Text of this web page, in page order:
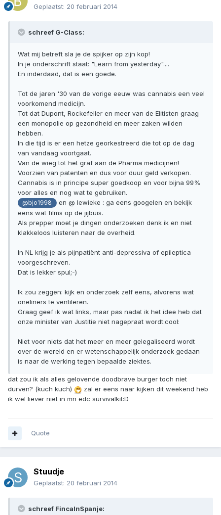
Geplaatst: 20 februari 2014
schreef G-Class:
Wat mij betreft sla je de spijker op zijn kop!
In je onderschrift staat: "Learn from yesterday"....
En inderdaad, dat is een goede.
Tot de jaren '30 van de vorige eeuw was cannabis een veel
voorkomend medicijn.
Tot dat Dupont, Rockefeller en meer van de Elitisten graag
een monopolie op gezondheid en meer zaken wilden
hebben.
In die tijd is er een hetze georkestreerd die tot op de dag
van vandaag voortgaat.
Van de wieg tot het graf aan de Pharma medicijnen!
Voorzien van patenten en dus voor duur geld verkopen.
Cannabis is in principe super goedkoop en voor bijna 99%
voor alles en nog wat te gebruiken.
@bjo1998
en @ lewieke : ga eens googelen en bekijk
eens wat films op de jijbuis.
Als prepper moet je dingen onderzoeken denk ik en niet
klakkeloos luisteren naar de overheid.
In NL krijg je als pijnpatiënt anti-depressiva of epileptica
voorgeschreven.
Dat is lekker spul;-)
Ik zou zeggen: kijk en onderzoek zelf eens, alvorens wat
oneliners te ventileren.
Graag geef ik wat links, maar pas nadat ik het idee heb dat
onze minister van Justitie niet nagepraat wordt:cool:
Niet voor niets dat het meer en meer gelegaliseerd wordt
over de wereld en er wetenschappelijk onderzoek gedaan
is naar de werking tegen bepaalde ziektes.
dat zou ik als alles gelovende doodbrave burger toch niet
durven? (kuch kuch)
zal er eens naar kijken dit weekend heb
ik wel liever niet in mn edc survivalkit:D
Quote
Stuudje
Geplaatst: 20 februari 2014
schreef FincaInSpanje: